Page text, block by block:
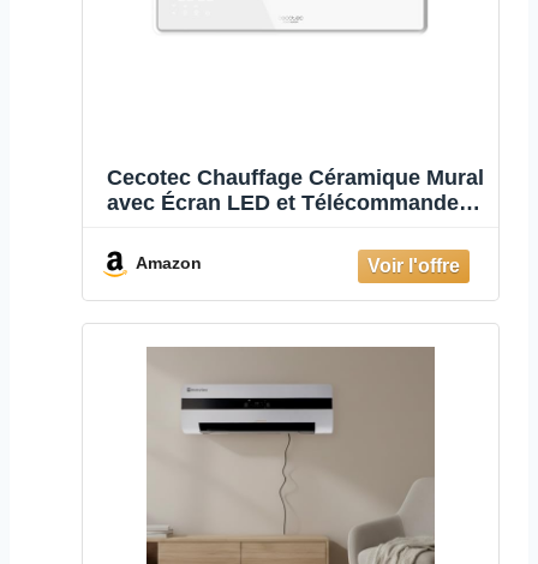
Cecotec Chauffage Céramique Mural
avec Écran LED et Télécommande
Ceramic. 2000W, 3 Modes, Minuterie
24h, Oscillation, IP23, Kit de
Montage, Couverture 20m²
Amazon